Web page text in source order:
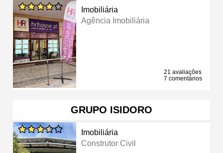
Imobiliária
Agência Imobiliária
21 avaliações
7 comentários
GRUPO ISIDORO
Imobiliária
Construtor Civil